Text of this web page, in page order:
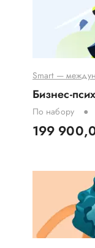
Smart —
Бизнес-
По набору
199